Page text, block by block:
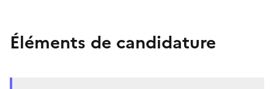
Éléments de candidature